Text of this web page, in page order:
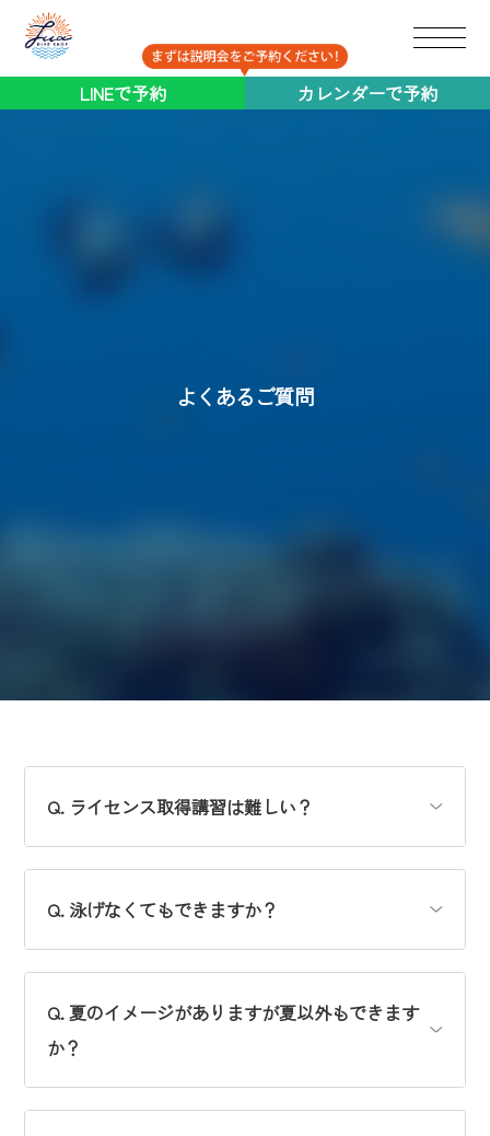
ブログ
コラム
LINEで予約 カレンダーで予約
よくあるご質問
Q. ライセンス取得講習は難しい？
Q. 泳げなくてもできますか？
Q. 夏のイメージがありますが夏以外もできます
か？